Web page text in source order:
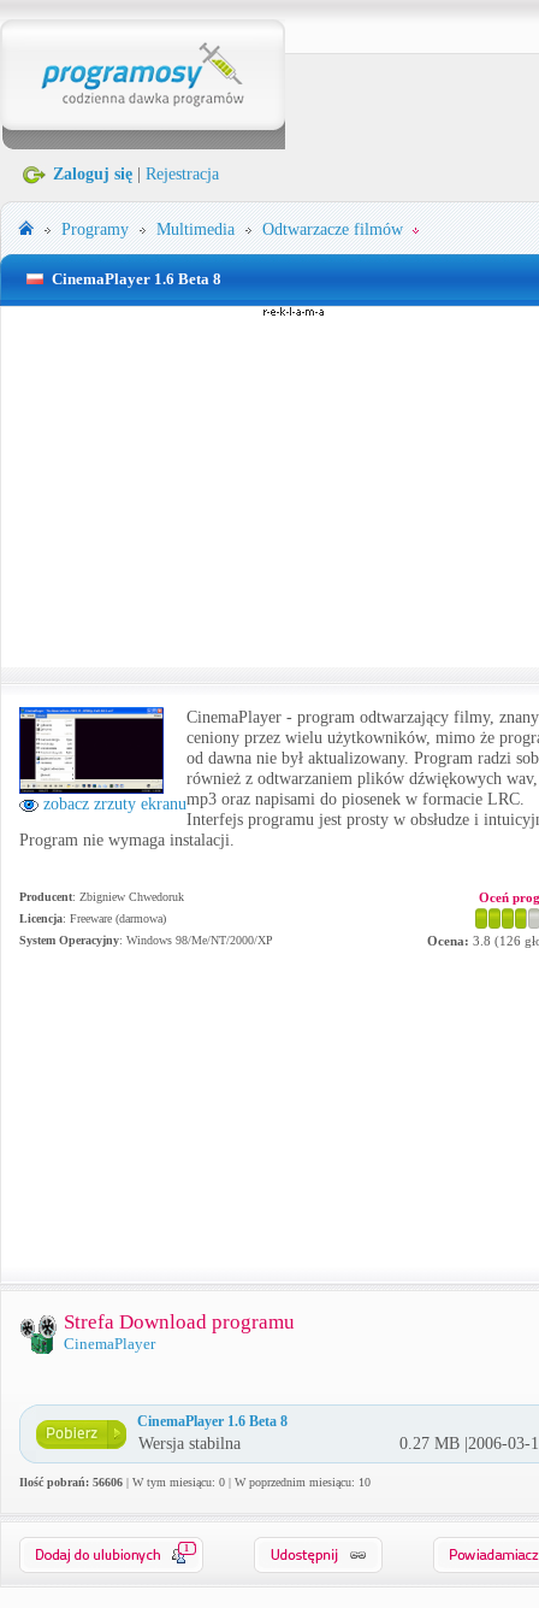
Zaloguj się Rejestracja
Programy Multimedia Odtwarzacze filmów
CinemaPlayer 1.6 Beta 8
zobacz zrzuty ekranu
CinemaPlayer - program odtwarzający filmy,
ceniony przez wielu użytkowników, mimo że
od dawna nie był aktualizowany. Program radzi
również z odtwarzaniem plików dźwiękowych wav,
mp3 oraz napisami do piosenek w formacie LRC.
Interfejs programu jest prosty w obsłudze i
Program nie wymaga instalacji.
Producent: Zbigniew Chwedoruk
Licencja: Freeware (darmowa)
System Operacyjny: Windows 98/Me/NT/2000/XP
Oceń
Ocena: 3.8 (126
Strefa Download programu
CinemaPlayer
CinemaPlayer 1.6 Beta 8
Wersja stabilna 0.27 MB |2006-03-
Ilość pobrań: 56606 | W tym miesiącu: 0 | W poprzednim miesiącu: 10
1